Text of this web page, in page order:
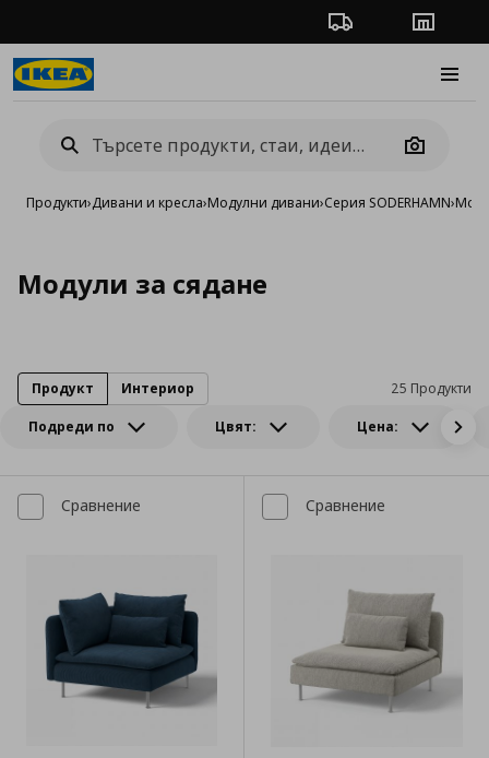
Проследяване на
Camera
Продукти›Дивани и кресла›Модулни дивани›Серия SODERHAMN›
Модули за сядане
Подреди по Цвят: Цена:
25 Продукти
Продукт Интериор
Сравнение Сравнение